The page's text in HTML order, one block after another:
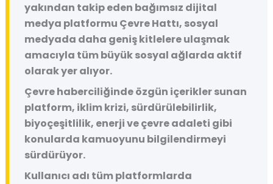
yakından takip eden bağımsız dijital
medya platformu Çevre Hattı, sosyal
medyada daha geniş kitlelere ulaşmak
amacıyla tüm büyük sosyal ağlarda aktif
olarak yer alıyor.
Çevre haberciliğinde özgün içerikler sunan
platform, iklim krizi, sürdürülebilirlik,
biyoçeşitlilik, enerji ve çevre adaleti gibi
konularda kamuoyunu bilgilendirmeyi
sürdürüyor.
Kullanıcı adı tüm platformlarda